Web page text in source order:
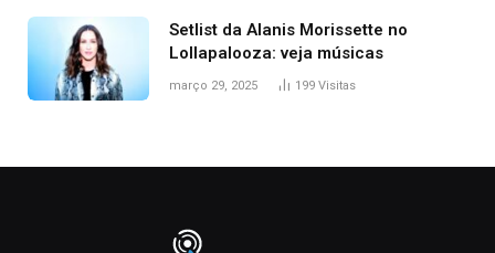
Setlist da Alanis Morissette no
Lollapalooza: veja músicas
março 29, 2025 199 Visitas